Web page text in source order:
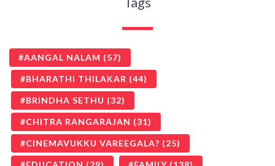
AANGAL NALAM (57)
BHARATHI THILAKAR (44)
BRINDHA SETHU (32)
CHITRA RANGARAJAN (31)
CINEMAVUKKU VAREEGALA? (25)